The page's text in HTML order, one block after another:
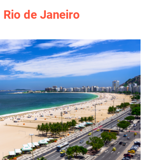
Rio de Janeiro